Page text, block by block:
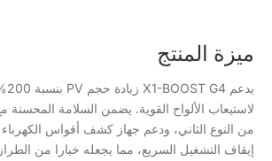
ميزة المنتج
لاستيعاب الألواح القوية. يضمن السلامة المحسنة
إيقاف التشغيل السريع، مما يجعله خيارا من